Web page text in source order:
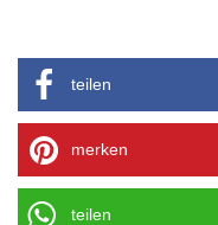
teilen
merken
teilen